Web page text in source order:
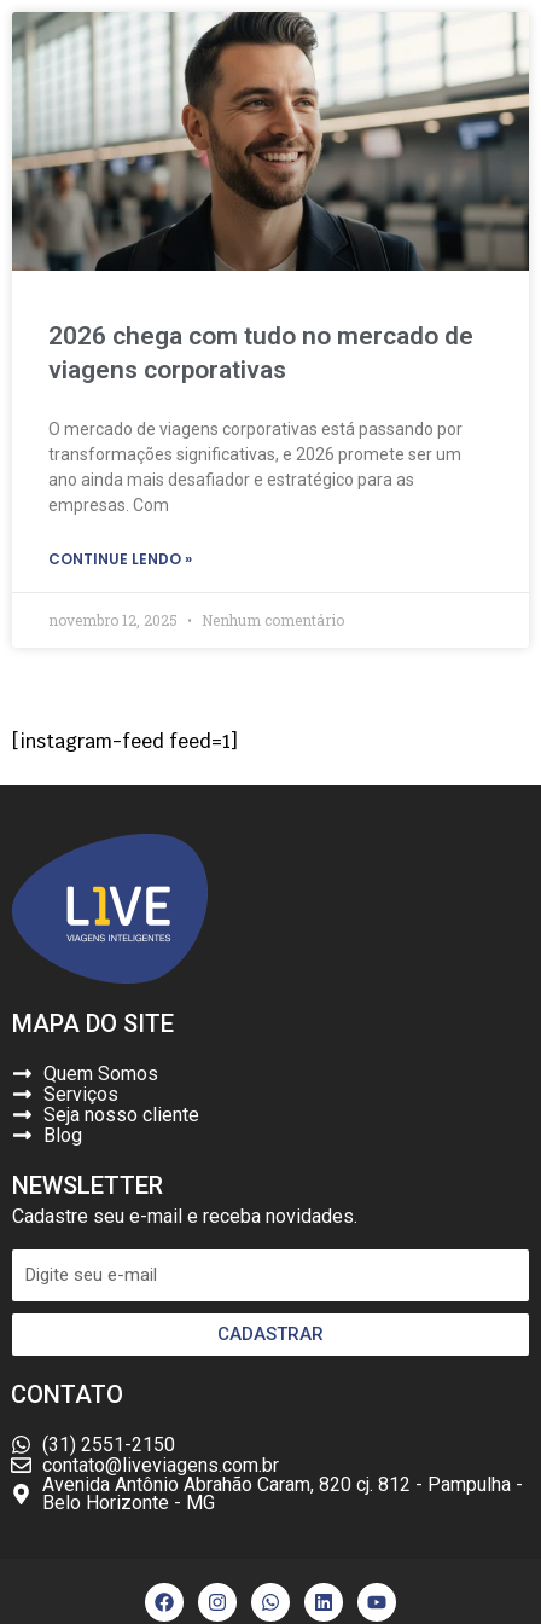
2026 chega com tudo no mercado de
viagens corporativas
O mercado de viagens corporativas está passando por
transformações significativas, e 2026 promete ser um
ano ainda mais desafiador e estratégico para as
empresas. Com
CONTINUE LENDO »
novembro 12, 2025 Nenhum comentário
[instagram-feed feed=1]
MAPA DO SITE
Quem Somos
Serviços
Seja nosso cliente
Blog
NEWSLETTER
Cadastre seu e-mail e receba novidades.
CADASTRAR
CONTATO
(31) 2551-2150
contato@liveviagens.com.br
Avenida Antônio Abrahão Caram, 820 cj. 812 - Pampulha -
Belo Horizonte - MG
F
a
c
I
n
s
W
h
a
L
i
n
Y
o
u